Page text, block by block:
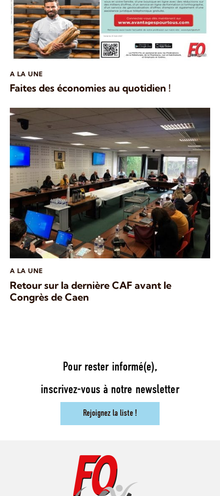
A LA UNE
Faites des économies au quotidien !
A LA UNE
Retour sur la dernière CAF avant le
Congrès de Caen
Pour rester informé(e),
inscrivez-vous à notre newsletter
Rejoignez la liste !